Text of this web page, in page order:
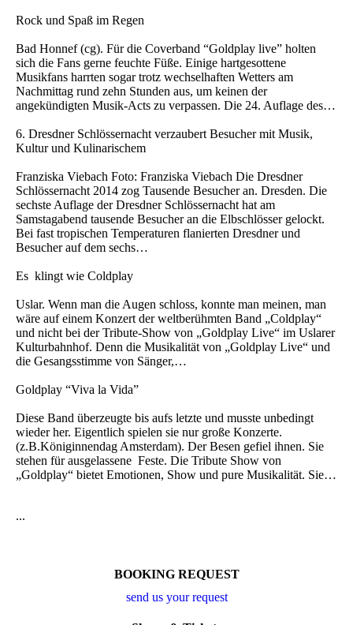
Rock und Spaß im Regen
Bad Honnef (cg). Für die Coverband “Goldplay live” holten
sich die Fans gerne feuchte Füße. Einige hartgesottene
Musikfans harrten sogar trotz wechselhaften Wetters am
Nachmittag rund zehn Stunden aus, um keinen der
angekündigten Musik-Acts zu verpassen. Die 24. Auflage des…
6. Dresdner Schlössernacht verzaubert Besucher mit Musik,
Kultur und Kulinarischem
Franziska Viebach Foto: Franziska Viebach Die Dresdner
Schlössernacht 2014 zog Tausende Besucher an. Dresden. Die
sechste Auflage der Dresdner Schlössernacht hat am
Samstagabend tausende Besucher an die Elbschlösser gelockt.
Bei fast tropischen Temperaturen flanierten Dresdner und
Besucher auf dem sechs…
Es klingt wie Coldplay
Uslar. Wenn man die Augen schloss, konnte man meinen, man
wäre auf einem Konzert der weltberühmten Band „Coldplay“
und nicht bei der Tribute-Show von „Goldplay Live“ im Uslarer
Kulturbahnhof. Denn die Musikalität von „Goldplay Live“ und
die Gesangsstimme von Sänger,…
Goldplay “Viva la Vida”
Diese Band überzeugte bis aufs letzte und musste unbedingt
wieder her. Eigentlich spielen sie nur große Konzerte.
(z.B.Königinnendag Amsterdam). Der Besen gefiel ihnen. Sie
stehen für ausgelassene Feste. Die Tribute Show von
„Goldplay“ bietet Emotionen, Show und pure Musikalität. Sie…
...
BOOKING REQUEST
send us your request